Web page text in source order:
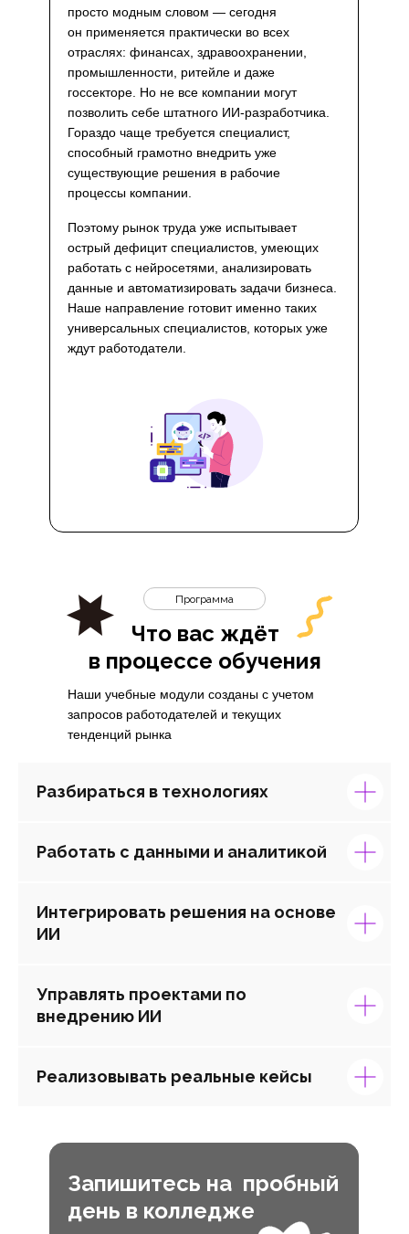
просто модным словом — сегодня
он применяется практически во всех
отраслях: финансах, здравоохранении,
промышленности, ритейле и даже
госсекторе. Но не все компании могут
позволить себе штатного ИИ-разработчика.
Гораздо чаще требуется специалист,
способный грамотно внедрить уже
существующие решения в рабочие
процессы компании.
Поэтому рынок труда уже испытывает
острый дефицит специалистов, умеющих
работать с нейросетями, анализировать
данные и автоматизировать задачи бизнеса.
Наше направление готовит именно таких
универсальных специалистов, которых уже
ждут работодатели.
Что вас ждёт
в процессе обучения
Программа
Наши учебные модули созданы с учетом
запросов работодателей и текущих
тенденций рынка
Разбираться в технологиях
Работать с данными и аналитикой
Интегрировать решения на основе
ИИ
Управлять проектами по
внедрению ИИ
Реализовывать реальные кейсы
Запишитесь на пробный
день в колледже